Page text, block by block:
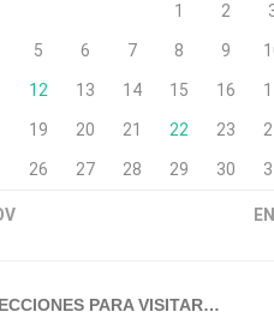
1 2
5 6 7 8 9
12 13 14 15 16
19 20 21 22 23
26 27 28 29 30
PARA VISITAR…